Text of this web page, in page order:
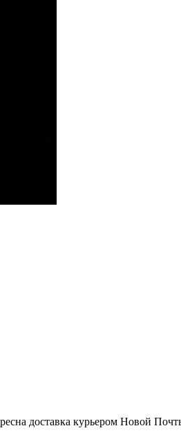
доставка курьером Новой